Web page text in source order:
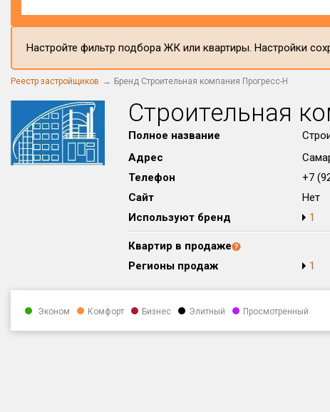
Настройте фильтр подбора ЖК или квартиры. Настройки
Реестр застройщиков Бренд Строительная компания Прогресс-Н
Строительная
Полное название
Адрес
Телефон
+7
Сайт
Нет
Используют бренд
1
Квартир в продаже
Регионы продаж
1
Эконом Комфорт Бизнес Элитный Просмотренный